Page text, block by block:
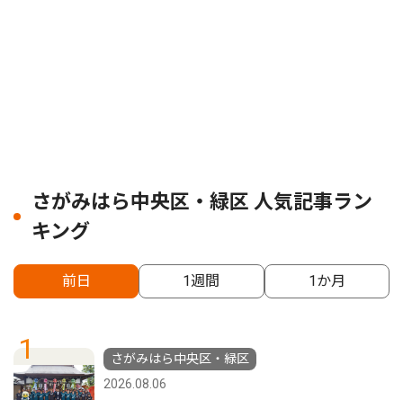
さがみはら中央区・緑区 人気記事ラン
キング
前日 1週間 1か月
1
さがみはら中央区・緑区
2026.08.06